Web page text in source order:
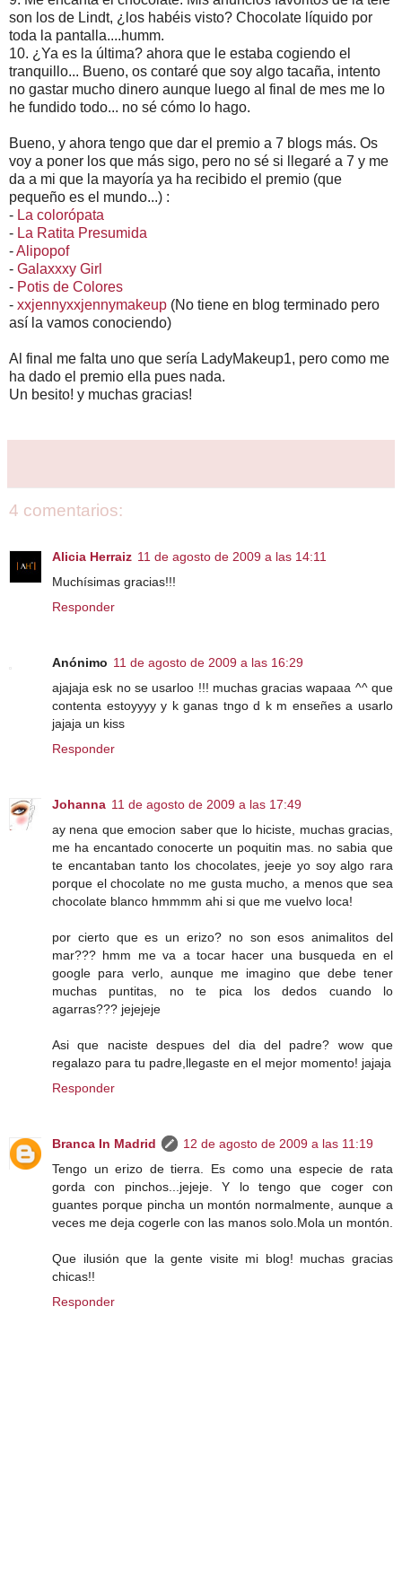
son los de Lindt, ¿los habéis visto? Chocolate líquido por
toda la pantalla....humm.
10. ¿Ya es la última? ahora que le estaba cogiendo el
tranquillo... Bueno, os contaré que soy algo tacaña, intento
no gastar mucho dinero aunque luego al final de mes me lo
he fundido todo... no sé cómo lo hago.
Bueno, y ahora tengo que dar el premio a 7 blogs más. Os
voy a poner los que más sigo, pero no sé si llegaré a 7 y me
da a mi que la mayoría ya ha recibido el premio (que
pequeño es el mundo...) :
- La colorópata
- La Ratita Presumida
-Alipopof
- Galaxxxy Girl
- Potis de Colores
- xxjennyxxjennymakeup (No tiene en blog terminado pero
así la vamos conociendo)
Al final me falta uno que sería LadyMakeup1, pero como me
ha dado el premio ella pues nada.
Un besito! y muchas gracias!
4 comentarios:
Alicia Herraiz 11 de agosto de 2009 a las 14:11
Muchísimas gracias!!!
Responder
Anónimo 11 de agosto de 2009 a las 16:29
ajajaja esk no se usarloo !!! muchas gracias wapaaa ^^ que
contenta estoyyyy y k ganas tngo d k m enseñes a usarlo
jajaja un kiss
Responder
Johanna 11 de agosto de 2009 a las 17:49
ay nena que emocion saber que lo hiciste, muchas gracias,
me ha encantado conocerte un poquitin mas. no sabia que
te encantaban tanto los chocolates, jeeje yo soy algo rara
porque el chocolate no me gusta mucho, a menos que sea
chocolate blanco hmmmm ahi si que me vuelvo loca!
por cierto que es un erizo? no son esos animalitos del
mar??? hmm me va a tocar hacer una busqueda en el
google para verlo, aunque me imagino que debe tener
muchas puntitas, no te pica los dedos cuando lo
agarras??? jejejeje
Asi que naciste despues del dia del padre? wow que
regalazo para tu padre,llegaste en el mejor momento! jajaja
Responder
Branca In Madrid
12 de agosto de 2009 a las 11:19
Tengo un erizo de tierra. Es como una especie de rata
gorda con pinchos...jejeje. Y lo tengo que coger con
guantes porque pincha un montón normalmente, aunque a
veces me deja cogerle con las manos solo.Mola un montón.
Que ilusión que la gente visite mi blog! muchas gracias
chicas!!
Responder